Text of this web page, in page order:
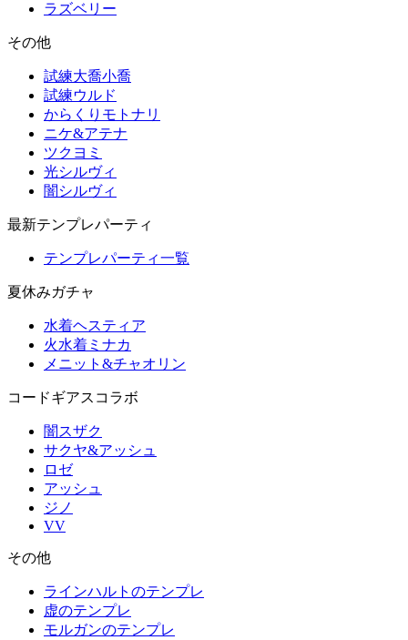
ラズベリー
その他
試練大喬小喬
試練ウルド
からくりモトナリ
ニケ&アテナ
ツクヨミ
光シルヴィ
闇シルヴィ
最新テンプレパーティ
テンプレパーティ一覧
夏休みガチャ
水着ヘスティア
火水着ミナカ
メニット&チャオリン
コードギアスコラボ
闇スザク
サクヤ&アッシュ
ロゼ
アッシュ
ジノ
VV
その他
ラインハルトのテンプレ
虚のテンプレ
モルガンのテンプレ